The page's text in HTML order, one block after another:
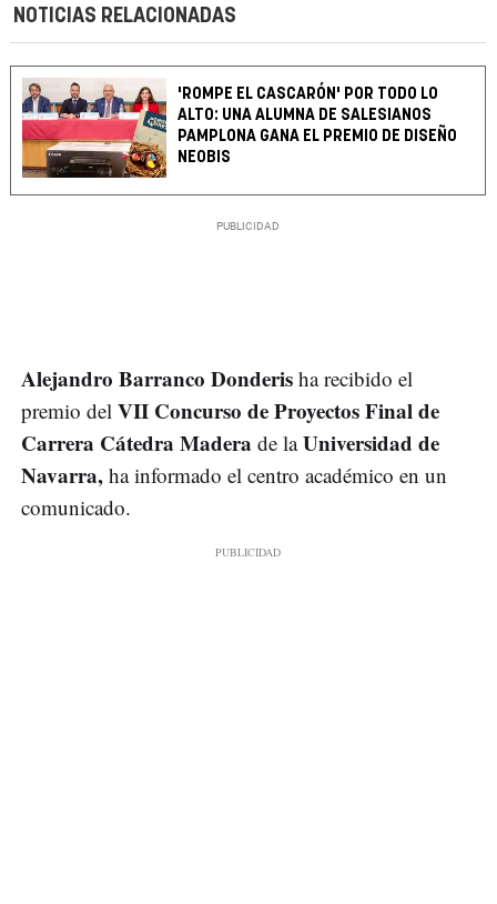
NOTICIAS RELACIONADAS
'ROMPE EL CASCARÓN' POR TODO LO
ALTO: UNA ALUMNA DE SALESIANOS
PAMPLONA GANA EL PREMIO DE DISEÑO
NEOBIS
Alejandro Barranco Donderis ha recibido el
premio del VII Concurso de Proyectos Final de
Carrera Cátedra Madera de laUniversidad de
Navarra, ha informado el centro académico en un
comunicado.